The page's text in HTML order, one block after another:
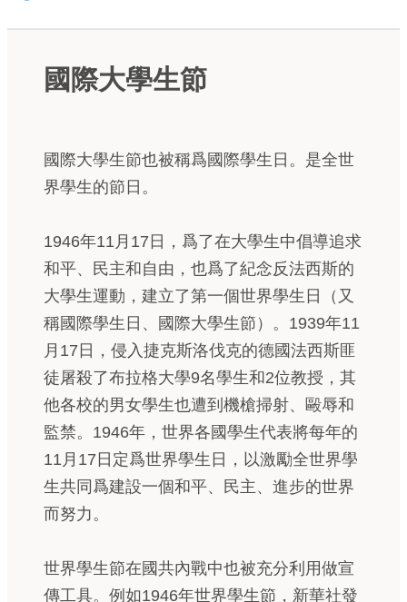
國際大學生節
國際大學生節也被稱爲國際學生日。是全世
界學生的節日。
1946年11月17日，爲了在大學生中倡導追求
和平、民主和自由，也爲了紀念反法西斯的
大學生運動，建立了第一個世界學生日（又
稱國際學生日、國際大學生節）。1939年11
月17日，侵入捷克斯洛伐克的德國法西斯匪
徒屠殺了布拉格大學9名學生和2位教授，其
他各校的男女學生也遭到機槍掃射、毆辱和
監禁。1946年，世界各國學生代表將每年的
11月17日定爲世界學生日，以激勵全世界學
生共同爲建設一個和平、民主、進步的世界
而努力。
世界學生節在國共內戰中也被充分利用做宣
傳工具。例如1946年世界學生節，新華社發